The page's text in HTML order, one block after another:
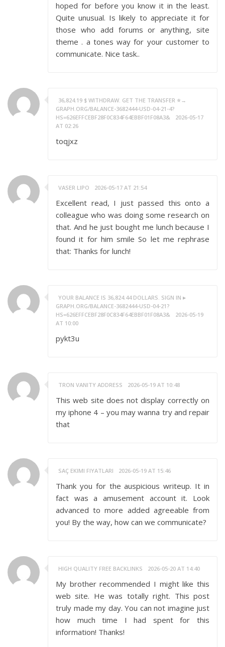
hoped for before you know it in the least.
Quite unusual. Is likely to appreciate it for
those who add forums or anything, site
theme . a tones way for your customer to
communicate. Nice task..
36,824.19 $ WITHDRAW. GET THE TRANSFER ⭐→
GRAPH.ORG/BALANCE-3682444-USD-04-21-4?
HS=626EFFCEBF28F0C834F64EBBF01F08A3&
2026-05-17
AT 02:26
toqjxz
VASER LIPO 2026-05-17 AT 21:54
Excellent read, I just passed this onto a
colleague who was doing some research on
that. And he just bought me lunch because I
found it for him smile So let me rephrase
that: Thanks for lunch!
YOUR BALANCE IS 36,824.44 DOLLARS. SIGN IN ▸
GRAPH.ORG/BALANCE-3682444-USD-04-21?
HS=626EFFCEBF28F0C834F64EBBF01F08A3&
2026-05-19
AT 10:00
pykt3u
TRON VANITY ADDRESS 2026-05-19 AT 10:48
This web site does not display correctly on
my iphone 4 – you may wanna try and repair
that
SAÇ EKIMI FIYATLARI 2026-05-19 AT 15:46
Thank you for the auspicious writeup. It in
fact was a amusement account it. Look
advanced to more added agreeable from
you! By the way, how can we communicate?
HIGH QUALITY FREE BACKLINKS 2026-05-20 AT 14:40
My brother recommended I might like this
web site. He was totally right. This post
truly made my day. You can not imagine just
how much time I had spent for this
information! Thanks!